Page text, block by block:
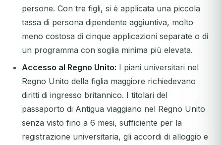
persone. Con tre figli, si è applicata una piccola
tassa di persona dipendente aggiuntiva, molto
meno costosa di cinque applicazioni separate o di
un programma con soglia minima più elevata.
Accesso al Regno Unito: I piani universitari nel
Regno Unito della figlia maggiore richiedevano
diritti di ingresso britannico. I titolari del
passaporto di Antigua viaggiano nel Regno Unito
senza visto fino a 6 mesi, sufficiente per la
registrazione universitaria, gli accordi di alloggio e